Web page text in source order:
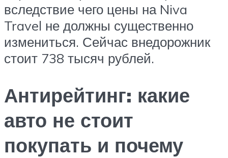
вследствие чего цены на Niva
Travel не должны существенно
измениться. Сейчас внедорожник
стоит 738 тысяч рублей.
Антирейтинг: какие
авто не стоит
покупать и почему